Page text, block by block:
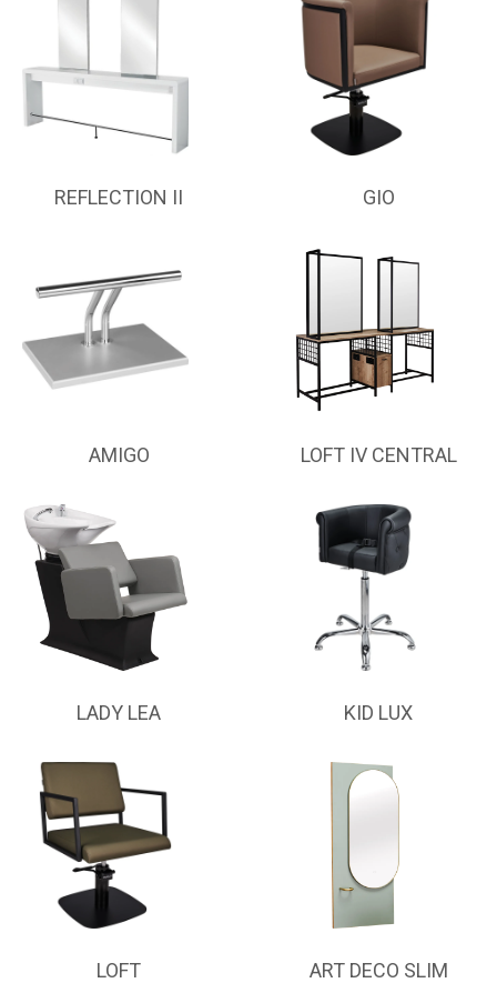
REFLECTION II GIO
AMIGO LOFT IV CENTRAL
LADY LEA KID LUX
LOFT ART DECO SLIM